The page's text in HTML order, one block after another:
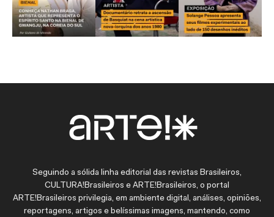
Seguindo a sólida linha editorial das revistas Brasileiros,
CULTURA!Brasileiros e ARTE!Brasileiros, o portal
ARTE!Brasileiros privilegia, em ambiente digital, análises, opiniões,
reportagens, artigos e belíssimas imagens, mantendo, como